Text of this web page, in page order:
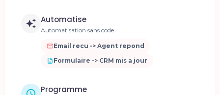
Automatise
Automatisation sans code
Email recu -> Agent repond
Formulaire -> CRM mis a jour
Programme